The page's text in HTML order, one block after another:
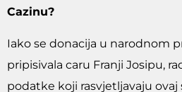
Cazinu?
Iako se donacija u narodnom
pripisivala caru Franji Josipu,
podatke koji rasvjetljavaju